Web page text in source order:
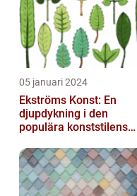
05 januari 2024
Ekströms Konst: En
djupdykning i den
populära konststilens